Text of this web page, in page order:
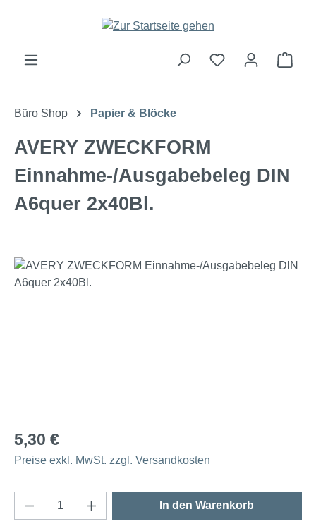
Zum Hauptinhalt springen
Büro Shop Papier & Blöcke
AVERY ZWECKFORM
Einnahme-/Ausgabebeleg DIN
A6quer 2x40Bl.
Bildergalerie überspringen
5,30 €
Preise exkl. MwSt. zzgl. Versandkosten
Produkt Anzahl: Gib den gewünschten
In den Warenkorb